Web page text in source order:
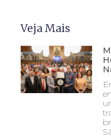
Veja Mais